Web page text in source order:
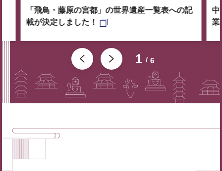
1 6
「飛鳥・藤原の宮都」の世界遺産一覧表への記
載が決定しました！
中
業